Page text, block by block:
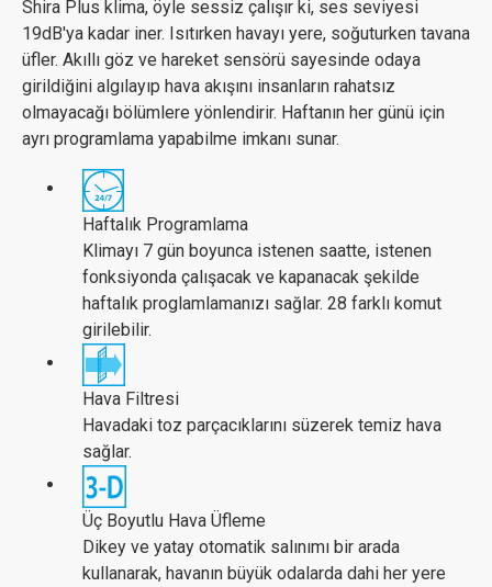
Shira Plus klima, öyle sessiz çalışır ki, ses seviyesi
19dB'ya kadar iner. Isıtırken havayı yere, soğuturken tavana
üfler. Akıllı göz ve hareket sensörü sayesinde odaya
girildiğini algılayıp hava akışını insanların rahatsız
olmayacağı bölümlere yönlendirir. Haftanın her günü için
ayrı programlama yapabilme imkanı sunar.
Haftalık Programlama
Klimayı 7 gün boyunca istenen saatte, istenen
fonksiyonda çalışacak ve kapanacak şekilde
haftalık proglamlamanızı sağlar. 28 farklı komut
girilebilir.
Hava Filtresi
Havadaki toz parçacıklarını süzerek temiz hava
sağlar.
Üç Boyutlu Hava Üfleme
Dikey ve yatay otomatik salınımı bir arada
kullanarak, havanın büyük odalarda dahi her yere